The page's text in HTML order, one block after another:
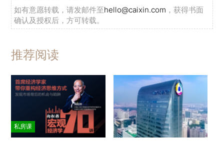
如有意愿转载，请发邮件至hello@caixin.com ，获得书面
确认及授权后，方可转载。
推荐阅读
私房课